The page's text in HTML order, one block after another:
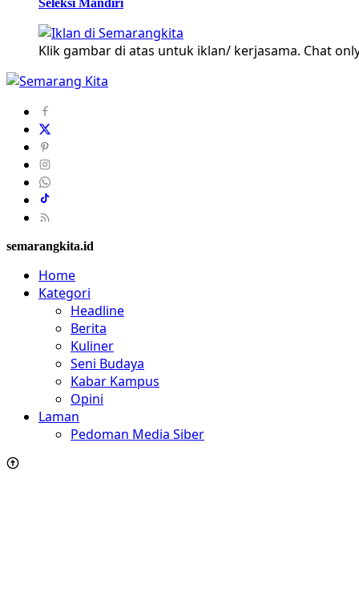
Seleksi Mandiri
Klik gambar di atas untuk iklan/ kerjasama. Chat
semarangkita.id
Home
Kategori
Headline
Berita
Kuliner
Seni Budaya
Kabar Kampus
Opini
Laman
Pedoman Media Siber